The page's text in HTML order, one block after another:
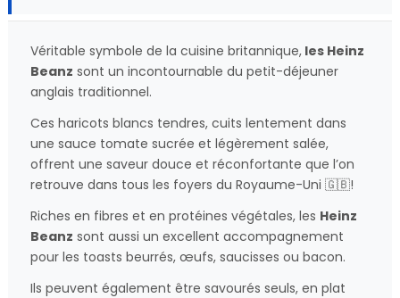
Véritable symbole de la cuisine britannique, les Heinz
Beanz sont un incontournable du petit-déjeuner
anglais traditionnel.
Ces haricots blancs tendres, cuits lentement dans
une sauce tomate sucrée et légèrement salée,
offrent une saveur douce et réconfortante que l’on
retrouve dans tous les foyers du Royaume-Uni 🇬🇧!
Riches en fibres et en protéines végétales, les Heinz
Beanz sont aussi un excellent accompagnement
pour les toasts beurrés, œufs, saucisses ou bacon.
Ils peuvent également être savourés seuls, en plat